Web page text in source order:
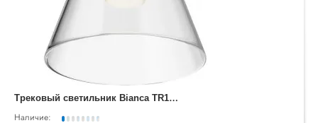
Т
рековый светильник Bianca TR147-1-3W3K-BS
Наличие: